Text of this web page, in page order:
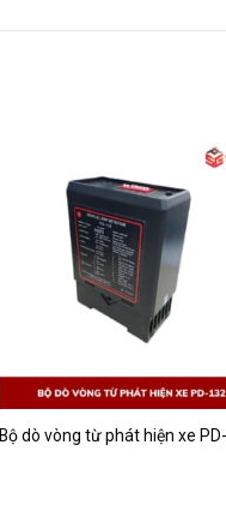
Bộ dò vòng từ phát hiện xe